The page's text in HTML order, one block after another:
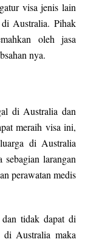
visa jenis lain
Australia. Pihak
oleh jasa
nya.
di Australia dan
meraih visa ini,
di Australia
larangan
perawatan medis
tidak dapat di
Australia maka